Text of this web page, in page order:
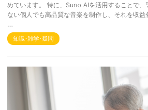
めています。 特に、Suno AIを活用することで、
ない個人でも高品質な音楽を制作し、それを収
...
知識･雑学･疑問